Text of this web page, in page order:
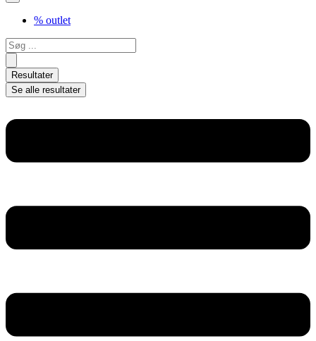
% outlet
Search
...
Resultater
Se alle resultater